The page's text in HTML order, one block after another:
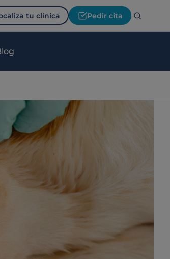
tu clínica Pedir cita